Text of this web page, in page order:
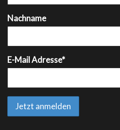
Nachname
E-Mail Adresse*